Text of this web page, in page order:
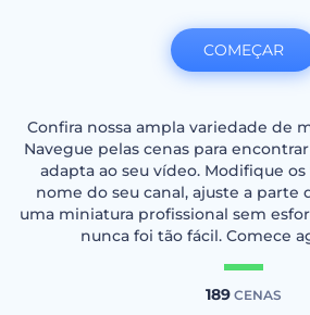
Confira nossa ampla variedade de
Navegue pelas cenas para
adapta ao seu vídeo. Modifique
nome do seu canal, ajuste a parte
uma miniatura profissional sem
nunca foi tão fácil. Comece
189 CENAS
COMEÇAR